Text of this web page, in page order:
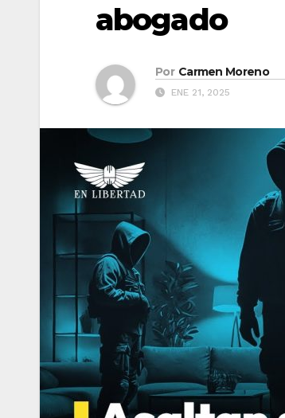
abogado
Por Carmen Moreno
ENE 21, 2025